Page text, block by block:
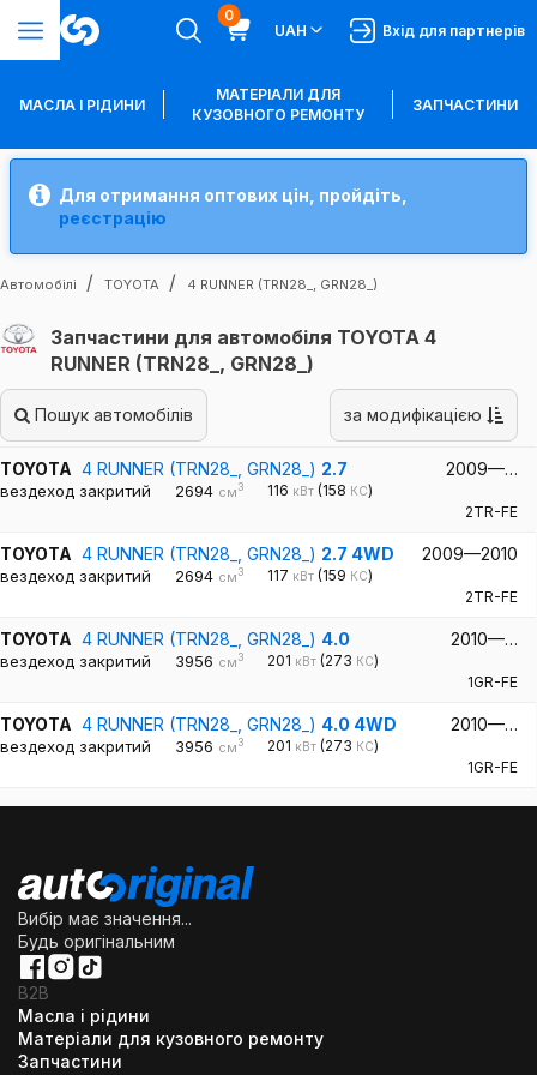
0
UAH
Вхід для партнерів
МАСЛА І РІДИНИ
МАТЕРІАЛИ ДЛЯ
КУЗОВНОГО РЕМОНТУ
ЗАПЧАСТИНИ
Для отримання оптових цін, пройдіть,
реєстрацію
Автомобілі TOYOTA 4 RUNNER (TRN28_, GRN28_)
Запчастини для автомобіля TOYOTA 4
RUNNER (TRN28_, GRN28_)
Пошук автомобілів за модифікацією
TOYOTA 4 RUNNER (TRN28_, GRN28_) 2.7 2009—…
вездеход закритий 2694 см3 116 кВт (158 КС)
2TR-FE
TOYOTA 4 RUNNER (TRN28_, GRN28_) 2.7 4WD 2009—2010
вездеход закритий 2694 см3 117 кВт (159 КС)
2TR-FE
TOYOTA 4 RUNNER (TRN28_, GRN28_) 4.0 2010—…
вездеход закритий 3956 см3 201 кВт (273 КС)
1GR-FE
TOYOTA 4 RUNNER (TRN28_, GRN28_) 4.0 4WD 2010—…
вездеход закритий 3956 см3 201 кВт (273 КС)
1GR-FE
Вибір має значення...
Будь оригінальним
B2B
Масла і рідини
Матеріали для кузовного ремонту
Запчастини